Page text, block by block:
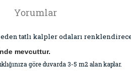
Yorumlar
tatlı kalpler odaları
mevcuttur.
göre duvarda 3-5 m2 alan kaplar.